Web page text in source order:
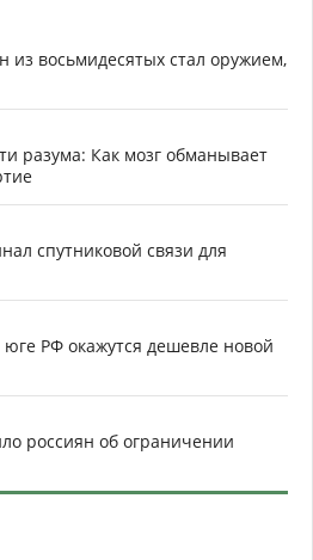
восьмидесятых стал оружием,
разума: Как мозг обманывает
спутниковой связи для
РФ окажутся дешевле новой
россиян об ограничении